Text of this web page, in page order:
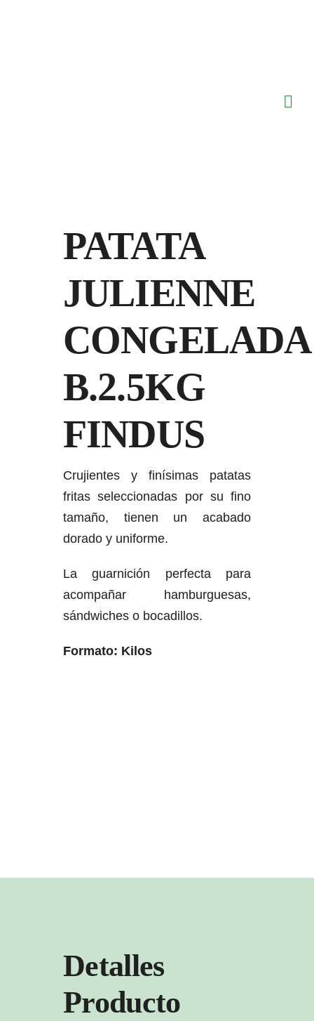
PATATA
JULIENNE
CONGELADA
B.2.5KG
FINDUS
Crujientes y finísimas patatas
fritas seleccionadas por su fino
tamaño, tienen un acabado
dorado y uniforme.
La guarnición perfecta para
acompañar hamburguesas,
sándwiches o bocadillos.
Formato: Kilos
Detalles
Producto